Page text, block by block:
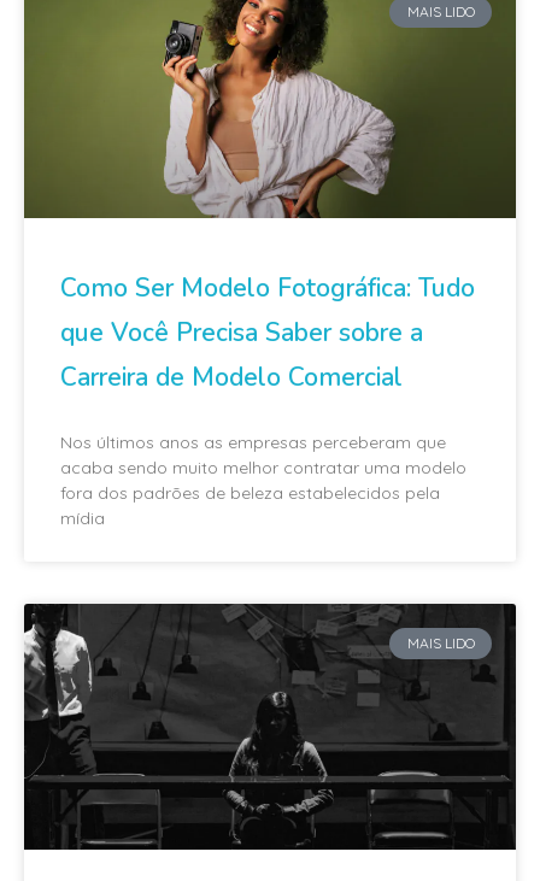
MAIS LIDO
Como Ser Modelo Fotográfica: Tudo
que Você Precisa Saber sobre a
Carreira de Modelo Comercial
Nos últimos anos as empresas perceberam que
acaba sendo muito melhor contratar uma modelo
fora dos padrões de beleza estabelecidos pela
mídia
MAIS LIDO